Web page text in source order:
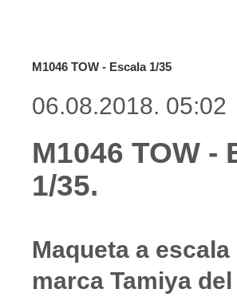
M1046 TOW - Escala 1/35
06.08.2018. 05:02
M1046 TOW -
1/35.
Maqueta a escala
marca Tamiya